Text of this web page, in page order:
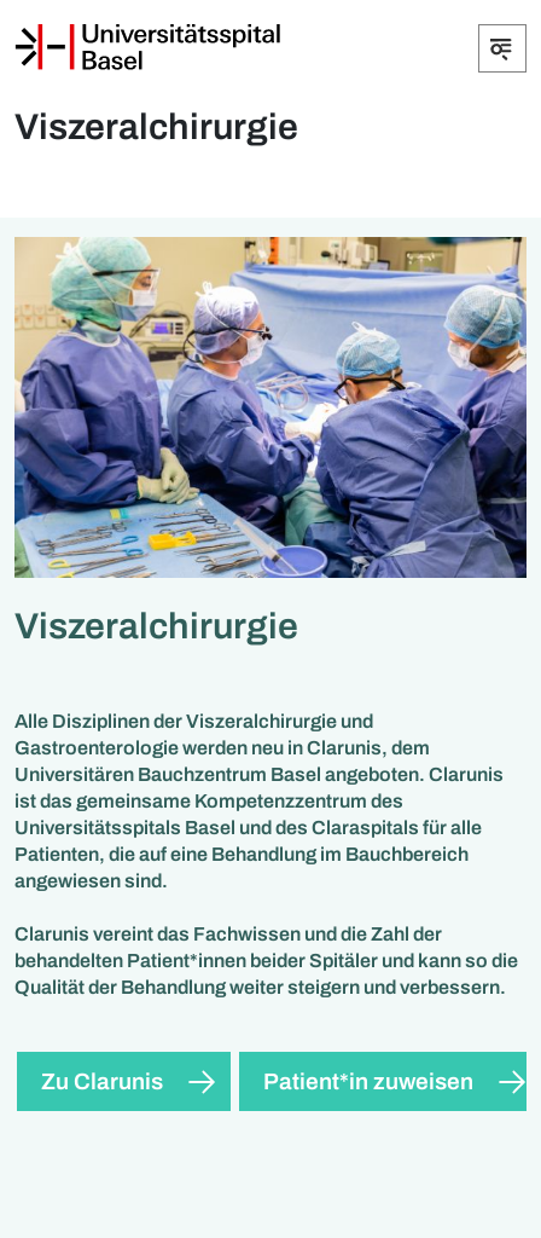
Viszeralchirurgie
Viszeralchirurgie
Alle Disziplinen der Viszeralchirurgie und
Gastroenterologie werden neu in Clarunis, dem
Universitären Bauchzentrum Basel angeboten. Clarunis
ist das gemeinsame Kompetenzzentrum des
Universitätsspitals Basel und des Claraspitals für alle
Patienten, die auf eine Behandlung im Bauchbereich
angewiesen sind.
Clarunis vereint das Fachwissen und die Zahl der
behandelten Patient*innen beider Spitäler und kann so die
Qualität der Behandlung weiter steigern und verbessern.
Zu Clarunis Patient*in zuweisen